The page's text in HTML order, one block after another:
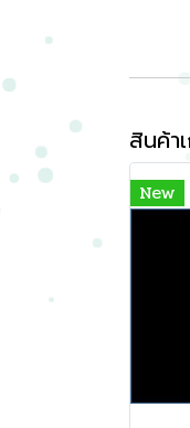
สินค้า
New